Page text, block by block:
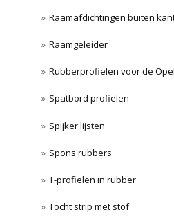
Raamafdichtingen buiten
Raamgeleider
Rubberprofielen voor de
Spatbord profielen
Spijker lijsten
Spons rubbers
T-profielen in rubber
Tocht strip met stof